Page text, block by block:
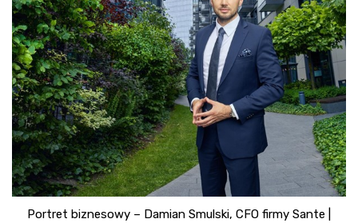
Portret biznesowy – Damian Smulski, CFO firmy Sante |